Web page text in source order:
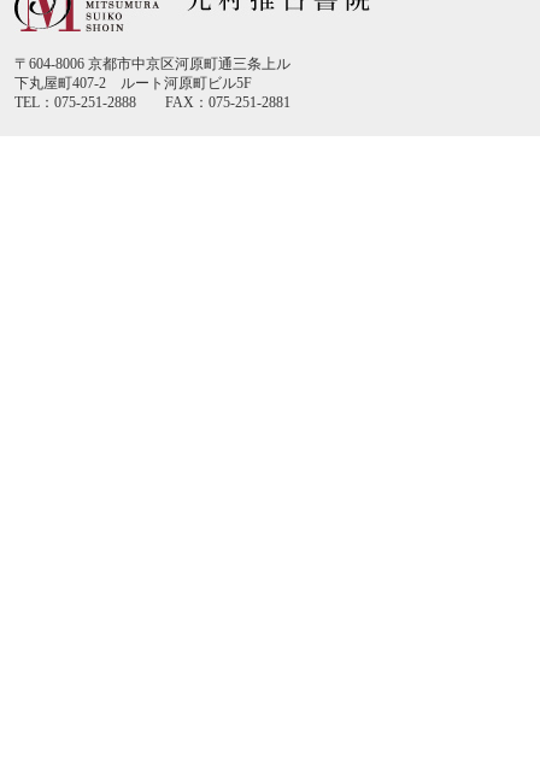
〒604-8006 京都市中京区河原町通三条上ル
下丸屋町407-2 ルート河原町ビル5F
TEL：075-251-2888 FAX：075-251-2881